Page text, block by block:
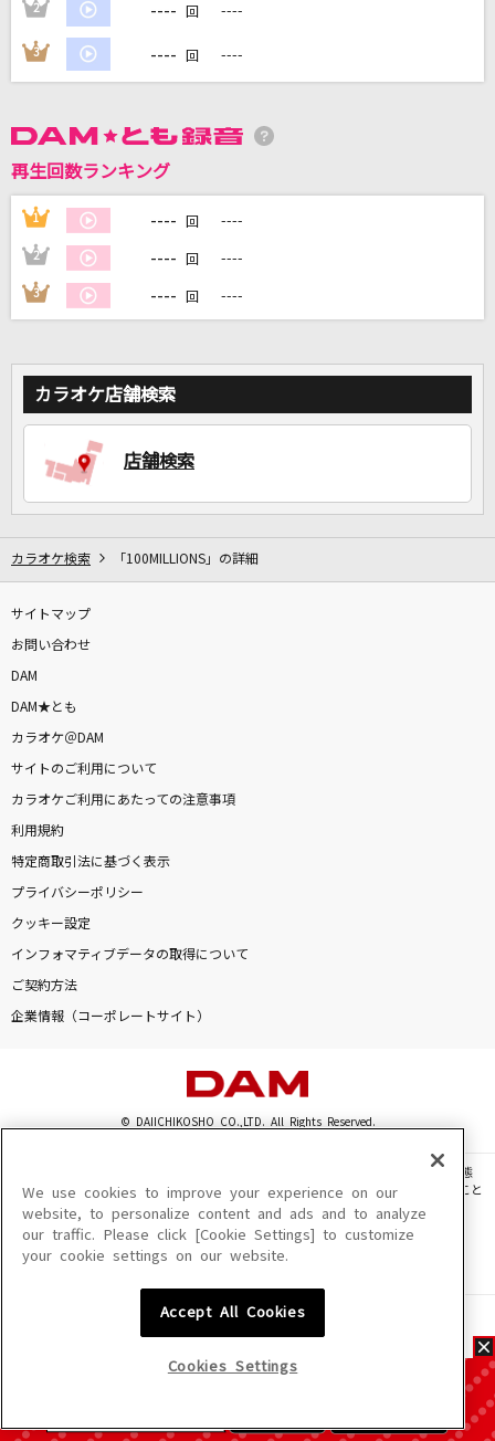
DAMに会員登録・ログインして
家族や友達と一緒に！練習にも！
2 ---- 回 ----
3 ---- 回 ----
再生回数ランキング
1 ---- 回 ----
2 ---- 回 ----
3 ---- 回 ----
カラオケ店舗検索
店舗検索
カラオケ検索 「100MILLIONS」の詳細
サイトマップ
お問い合わせ
DAM
DAM★とも
カラオケ＠DAM
サイトのご利用について
カラオケご利用にあたっての注意事項
利用規約
特定商取引法に基づく表示
プライバシーポリシー
クッキー設定
インフォマティブデータの取得について
ご契約方法
企業情報（コーポレートサイト）
© DAIICHIKOSHO CO.,LTD. All Rights Reserved.
このサイトに掲載されている一切の文章・画像・写真・動画・音声等を、手段や形態
を問わず、著作権法の定める範囲を超えて無断で複製、転載、ファイル化などすること
を禁じます。
楽曲及びコンテンツは、機種によりご利用いただけない場合があります。
楽曲及びコンテンツの配信日、配信内容が変更になる場合があります。
We use cookies to improve your experience on our
website, to personalize content and ads and to analyze
our traffic. Please click [Cookie Settings] to customize
your cookie settings on our website.
Accept All Cookies
Cookies Settings